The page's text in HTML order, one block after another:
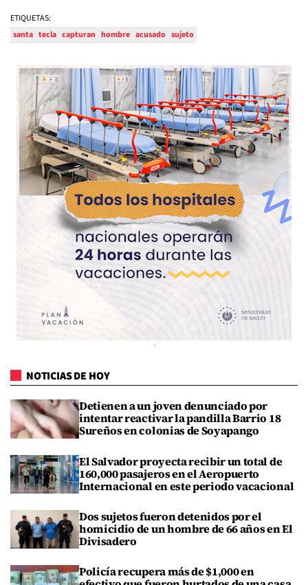
ETIQUETAS:
santa tecla capturan hombre acusado sujeto
NOTICIAS DE HOY
Detienen a un joven denunciado por
intentar reactivar la pandilla Barrio 18
Sureños en colonias de Soyapango
El Salvador proyecta recibir un total de
160,000 pasajeros en el Aeropuerto
Internacional en este periodo vacacional
Dos sujetos fueron detenidos por el
homicidio de un hombre de 66 años en El
Divisadero
Policía recupera más de $1,000 en